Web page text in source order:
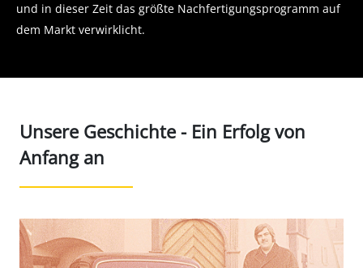
und in dieser Zeit das größte Nachfertigungsprogramm auf
dem Markt verwirklicht.
Unsere Geschichte - Ein Erfolg von
Anfang an